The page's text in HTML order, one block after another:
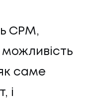
CPM,
саме
і